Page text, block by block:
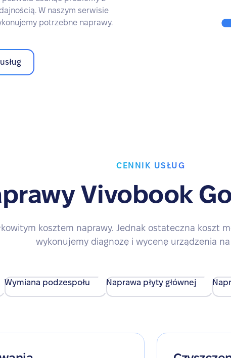
W naszym serwisie
potrzebne naprawy.
CENNIK USŁUG
Vivobook Go
kosztem naprawy. Jednak ostateczna koszt
wykonujemy diagnozę i wycenę urządzenia
Wymiana podzespołu Naprawa płyty głównej